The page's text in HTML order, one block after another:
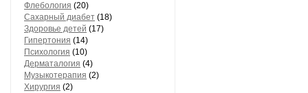
Флебология (20)
Сахарный диабет (18)
Здоровье детей (17)
Гипертония (14)
Психология (10)
Дерматалогия (4)
Музыкотерапия (2)
Хирургия (2)